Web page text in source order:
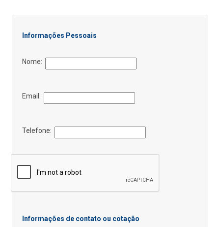
Informações Pessoais
Nome:
Email:
Telefone:
Informações de contato ou cotação